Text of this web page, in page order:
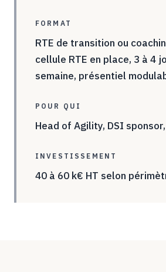
FORMAT
RTE de transition ou
cellule RTE en place, 3 à 4
semaine, présentiel
POUR QUI
Head of Agility, DSI
INVESTISSEMENT
40 à 60 k€ HT selon